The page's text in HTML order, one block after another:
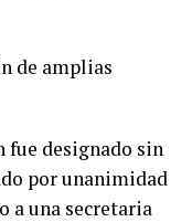
de amplias
fue designado sin
por unanimidad
a una secretaria